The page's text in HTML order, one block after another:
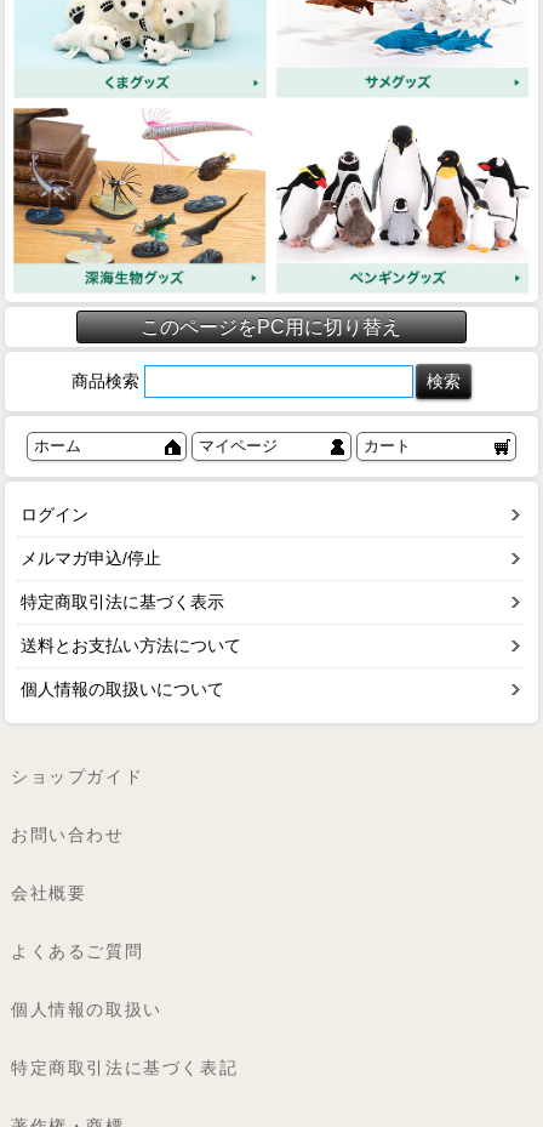
このページをPC用に切り替え
商品検索
ホーム マイページ カート
ログイン
メルマガ申込/停止
特定商取引法に基づく表示
送料とお支払い方法について
個人情報の取扱いについて
ショップガイド
お問い合わせ
会社概要
よくあるご質問
個人情報の取扱い
特定商取引法に基づく表記